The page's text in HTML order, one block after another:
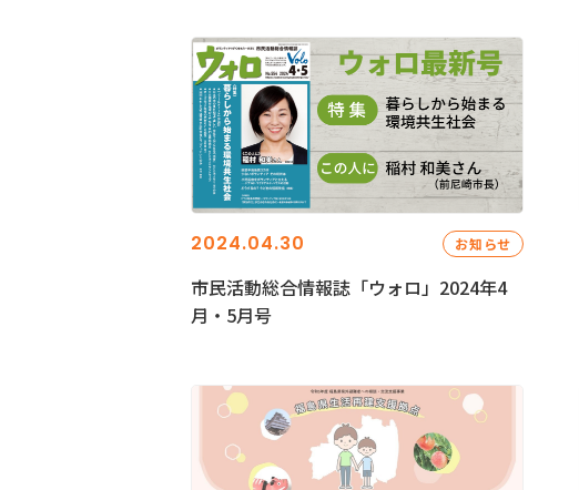
2024.04.30 お知らせ
市民活動総合情報誌「ウォロ」2024年4
月・5月号